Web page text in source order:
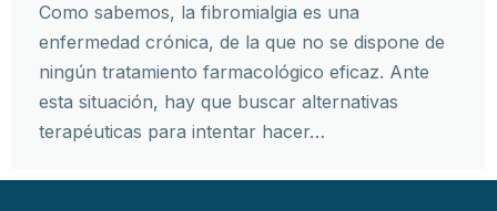
Como sabemos, la fibromialgia es una
enfermedad crónica, de la que no se dispone de
ningún tratamiento farmacológico eficaz. Ante
esta situación, hay que buscar alternativas
terapéuticas para intentar hacer…